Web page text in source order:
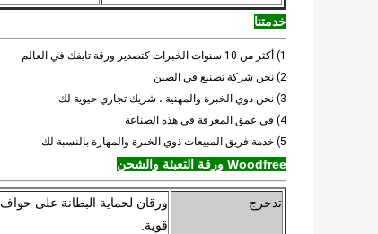
خدمتنا
1) أكثر من 10 سنوات الخبرات كتصدير ورقة تايفك في العالم
2) نحن شركة تصنيع في الصين
3) نحن ذوي الخبرة والمهنية ، شريك تجاري حيوية لك
4) في عمق المعرفة في هذه الصناعة
5) خدمة فريق المبيعات ذوي الخبرة والمهارة بالنسبة لك
Woodfree ورقة التعبئة والشحن
تدحرج
ورقان لحماية البطانة على
قوية.